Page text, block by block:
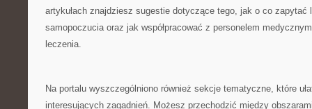
artykułach znajdziesz sugestie dotyczące tego, jak o co zapytać
samopoczucia oraz jak współpracować z personelem
leczenia.
Na portalu wyszczególniono również sekcje tematyczne, które
interesujących zagadnień. Możesz przechodzić między